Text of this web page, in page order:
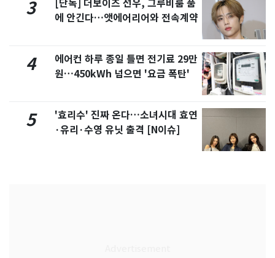
3
[단독] 더보이즈 선우, 그루비룸 품
에 안긴다…앳에어리어와 전속계약
4
에어컨 하루 종일 틀면 전기료 29만
원…450kWh 넘으면 '요금 폭탄'
5
'효리수' 진짜 온다…소녀시대 효연
·유리·수영 유닛 출격 [N이슈]